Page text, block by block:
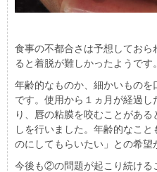
食事の不都合さは予想してお
ると着脱が難しかったようです。
年齢的なものか、細かいもの
です。使用から１ヵ月が経過
り、唇の粘膜を咬むことがあ
しを行いました。年齢的なこ
のにしてもらいたい」との希望
今後も②の問題が起こり続ける